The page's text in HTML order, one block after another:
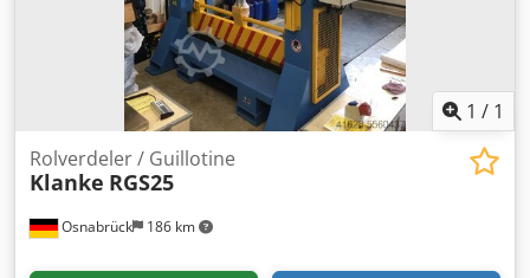
1 / 1
Osnabrück 186 km
Rolverdeler / Guillotine
Klanke RGS25